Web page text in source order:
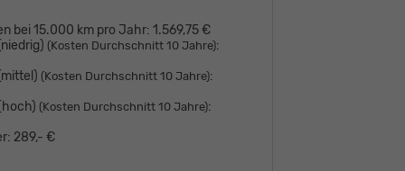
bei 15.000 km pro Jahr: 1.569,75 €
(Kosten Durchschnitt 10 Jahre):
(Kosten Durchschnitt 10 Jahre):
(Kosten Durchschnitt 10 Jahre):
289,- €